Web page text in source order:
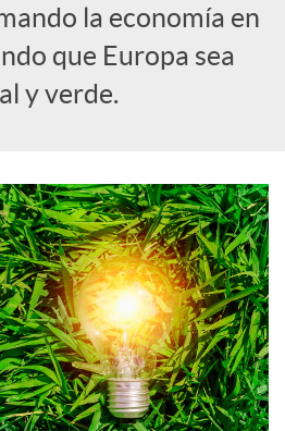
la economía en
que Europa sea
y verde.